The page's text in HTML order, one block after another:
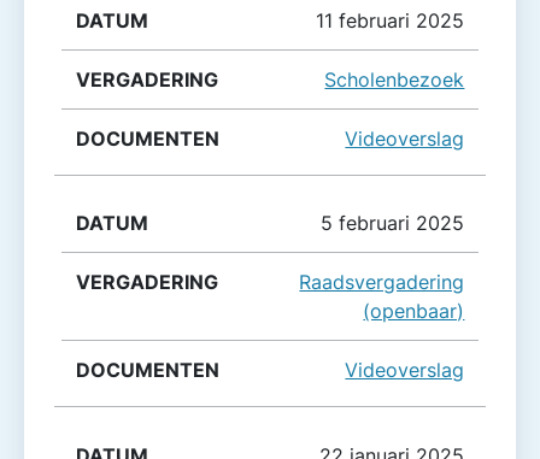
11 februari 2025
Scholenbezoek
Videoverslag
5 februari 2025
Raadsvergadering
(openbaar)
Videoverslag